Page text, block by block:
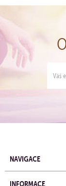
NAVIGACE
INFORMACE